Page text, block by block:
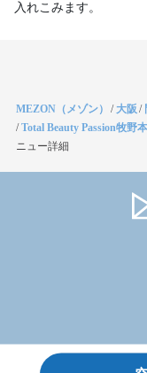
入れこみます。
MEZON（メゾン） /大阪 /
/Total Beauty Passion牧野
ニュー詳細